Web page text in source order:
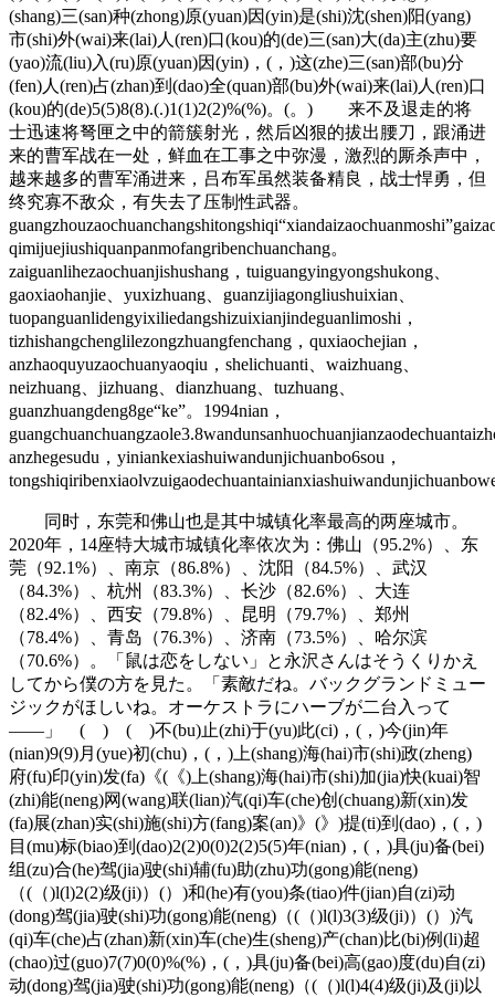
(shang)三(san)种(zhong)原(yuan)因(yin)是(shi)沈(shen)阳(yang)
市(shi)外(wai)来(lai)人(ren)口(kou)的(de)三(san)大(da)主(zhu)要
(yao)流(liu)入(ru)原(yuan)因(yin)，(，)这(zhe)三(san)部(bu)分
(fen)人(ren)占(zhan)到(dao)全(quan)部(bu)外(wai)来(lai)人(ren)口
(kou)的(de)5(5)8(8).(.)1(1)2(2)%(%)。(。) 来不及退走的将
士迅速将弩匣之中的箭簇射光，然后凶狠的拔出腰刀，跟涌进
来的曹军战在一处，鲜血在工事之中弥漫，激烈的厮杀声中，
越来越多的曹军涌进来，吕布军虽然装备精良，战士悍勇，但
终究寡不敌众，有失去了压制性武器。
qimijuejiushiquanpanmofangribenchuanchang。
zaiguanlihezaochuanjishushang，tuiguangyingyongshukong、
gaoxiaohanjie、yuxizhuang、guanzijiagongliushuixian、
tuopanguanlidengyixiliedangshizuixianjindeguanlimoshi，
tizhishangchenglilezongzhuangfenchang，quxiaochejian，
anzhaoquyuzaochuanyaoqiu，shelichuanti、waizhuang、
neizhuang、jizhuang、dianzhuang、tuzhuang、
guanzhuangdeng8ge“ke”。1994nian，
anzhegesudu，yiniankexiashuiwandunjichuanbo6sou，
同时，东莞和佛山也是其中城镇化率最高的两座城市。
2020年，14座特大城市城镇化率依次为：佛山（95.2%）、东
莞（92.1%）、南京（86.8%）、沈阳（84.5%）、武汉
（84.3%）、杭州（83.3%）、长沙（82.6%）、大连
（82.4%）、西安（79.8%）、昆明（79.7%）、郑州
（78.4%）、青岛（76.3%）、济南（73.5%）、哈尔滨
（70.6%）。「鼠は恋をしない」と永沢さんはそうくりかえ
してから僕の方を見た。「素敵だね。バックグランドミュー
ジックがほしいね。オーケストラにハーブが二台入って
――」 ( ) ( )不(bu)止(zhi)于(yu)此(ci)，(，)今(jin)年
(nian)9(9)月(yue)初(chu)，(，)上(shang)海(hai)市(shi)政(zheng)
府(fu)印(yin)发(fa)《(《)上(shang)海(hai)市(shi)加(jia)快(kuai)智
(zhi)能(neng)网(wang)联(lian)汽(qi)车(che)创(chuang)新(xin)发
(fa)展(zhan)实(shi)施(shi)方(fang)案(an)》(》)提(ti)到(dao)，(，)
目(mu)标(biao)到(dao)2(2)0(0)2(2)5(5)年(nian)，(，)具(ju)备(bei)
组(zu)合(he)驾(jia)驶(shi)辅(fu)助(zhu)功(gong)能(neng)
（(（)l(l)2(2)级(ji)）(）)和(he)有(you)条(tiao)件(jian)自(zi)动
(dong)驾(jia)驶(shi)功(gong)能(neng)（(（)l(l)3(3)级(ji)）(）)汽
(qi)车(che)占(zhan)新(xin)车(che)生(sheng)产(chan)比(bi)例(li)超
(chao)过(guo)7(7)0(0)%(%)，(，)具(ju)备(bei)高(gao)度(du)自(zi)
动(dong)驾(jia)驶(shi)功(gong)能(neng)（(（)l(l)4(4)级(ji)及(ji)以